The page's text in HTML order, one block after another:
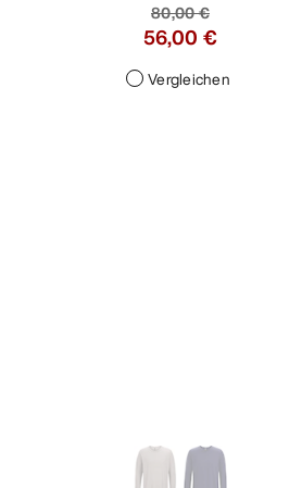
80,00 €
56,00 €
Vergleichen